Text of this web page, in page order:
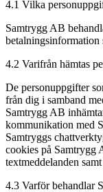
4.1 Vilka
Samtrygg AB
betalningsinformation
4.2 Varifrån hämtas
De personuppgifter
från dig i samband
Samtrygg AB
kommunikation med
Samtryggs
cookies på Samtrygg
textmeddelanden
4.3 Varför behandlar